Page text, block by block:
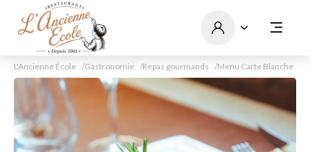
L'Ancienne École Gastronomie Repas gourmands Menu Carte Blanche